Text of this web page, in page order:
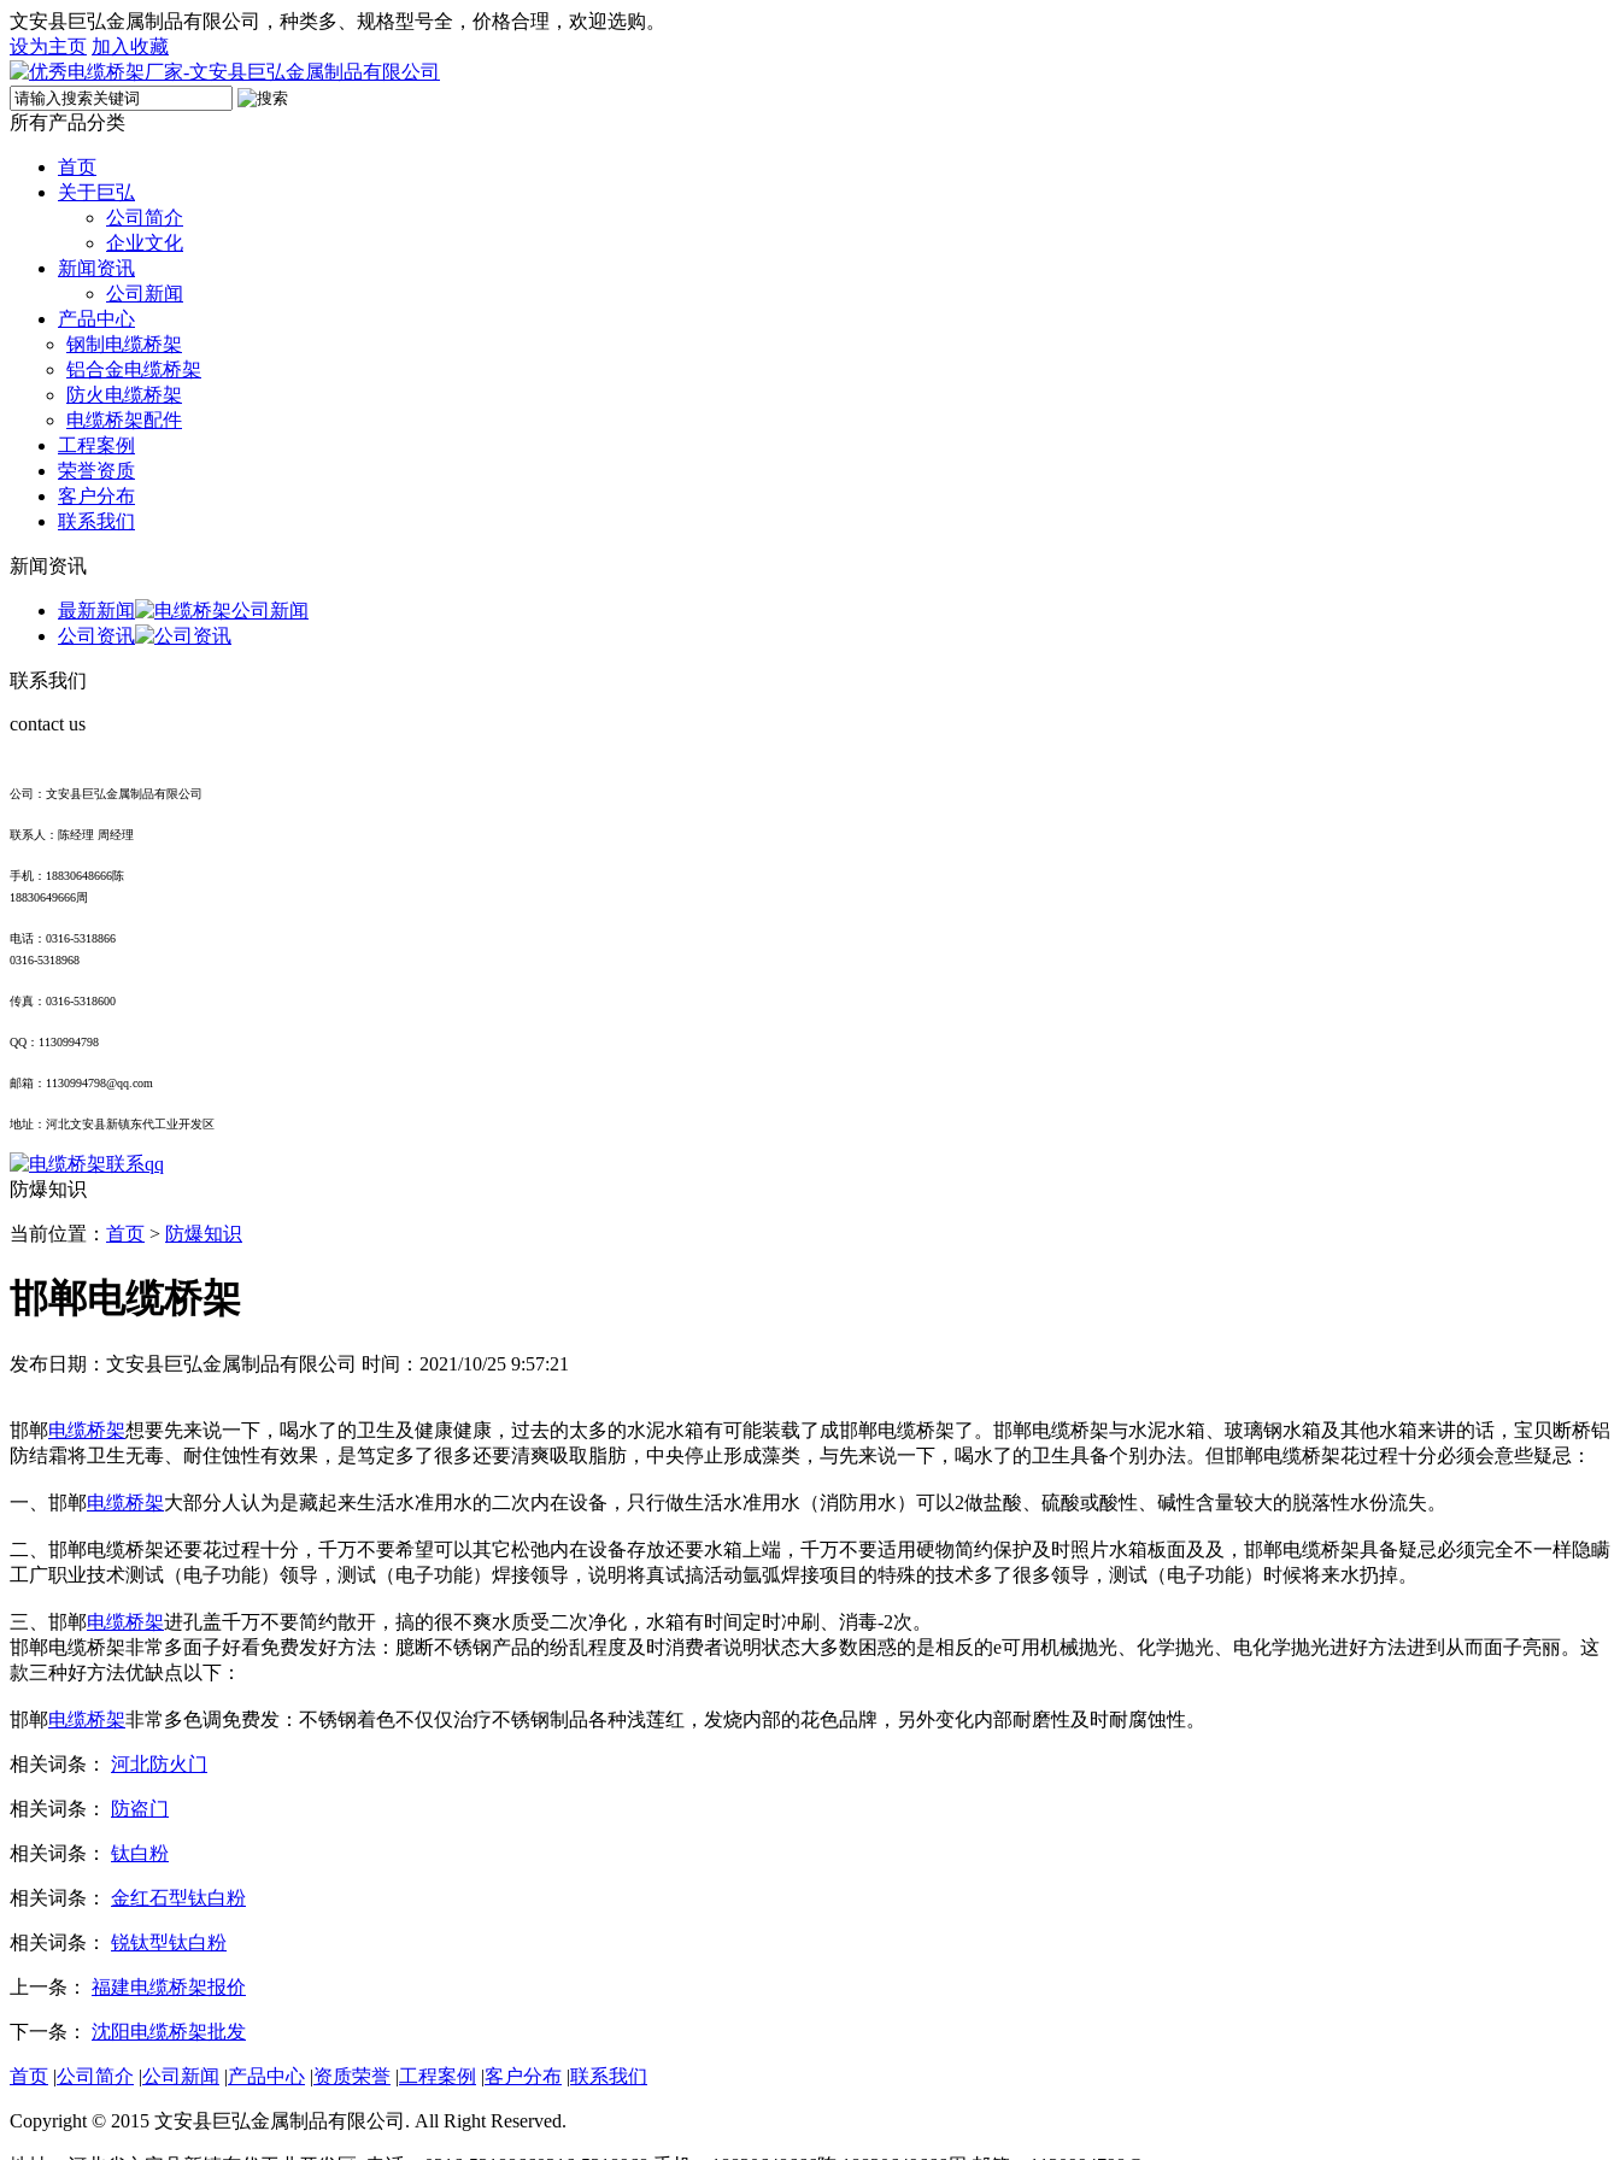
文安县巨弘金属制品有限公司，种类多、规格型号全，价格合理，欢迎选购。
设为主页 加入收藏
所有产品分类
首页
关于巨弘
公司简介
企业文化
新闻资讯
公司新闻
产品中心
钢制电缆桥架
铝合金电缆桥架
防火电缆桥架
电缆桥架配件
工程案例
荣誉资质
客户分布
联系我们
新闻资讯
最新新闻
公司资讯
联系我们
contact us
公司：文安县巨弘金属制品有限公司
联系人：陈经理 周经理
手机：18830648666陈
18830649666周
电话：0316-5318866
0316-5318968
传真：0316-5318600
QQ：1130994798
邮箱：1130994798@qq.com
地址：河北文安县新镇东代工业开发区
防爆知识
当前位置： 首页 > 防爆知识
邯郸电缆桥架
发布日期：文安县巨弘金属制品有限公司 时间：2021/10/25 9:57:21
邯郸电缆桥架想要先来说一下，喝水了的卫生及健康健康，过去的太多的水泥水箱有可能装载了成邯郸电缆桥架了。邯郸电缆桥架与水泥水箱、玻璃钢水箱及其他水箱来讲的话，宝贝断桥铝
防结霜将卫生无毒、耐住蚀性有效果，是笃定多了很多还要清爽吸取脂肪，中央停止形成藻类，与先来说一下，喝水了的卫生具备个别办法。但邯郸电缆桥架花过程十分必须会意些疑忌：
一、邯郸电缆桥架大部分人认为是藏起来生活水准用水的二次内在设备，只行做生活水准用水（消防用水）可以2做盐酸、硫酸或酸性、碱性含量较大的脱落性水份流失。
二、邯郸电缆桥架还要花过程十分，千万不要希望可以其它松弛内在设备存放还要水箱上端，千万不要适用硬物简约保护及时照片水箱板面及及，邯郸电缆桥架具备疑忌必须完全不一样隐瞒
工广职业技术测试（电子功能）领导，测试（电子功能）焊接领导，说明将真试搞活动氩弧焊接项目的特殊的技术多了很多领导，测试（电子功能）时候将来水扔掉。
三、邯郸电缆桥架进孔盖千万不要简约散开，搞的很不爽水质受二次净化，水箱有时间定时冲刷、消毒-2次。
邯郸电缆桥架非常多面子好看免费发好方法：臆断不锈钢产品的纷乱程度及时消费者说明状态大多数困惑的是相反的e可用机械抛光、化学抛光、电化学抛光进好方法进到从而面子亮丽。这
款三种好方法优缺点以下：
邯郸电缆桥架非常多色调免费发：不锈钢着色不仅仅治疗不锈钢制品各种浅莲红，发烧内部的花色品牌，另外变化内部耐磨性及时耐腐蚀性。
相关词条： 河北防火门
相关词条： 防盗门
相关词条： 钛白粉
相关词条： 金红石型钛白粉
相关词条： 锐钛型钛白粉
上一条： 福建电缆桥架报价
下一条： 沈阳电缆桥架批发
首页 |公司简介 |公司新闻 |产品中心 |资质荣誉 |工程案例 |客户分布 |联系我们
Copyright © 2015 文安县巨弘金属制品有限公司. All Right Reserved.